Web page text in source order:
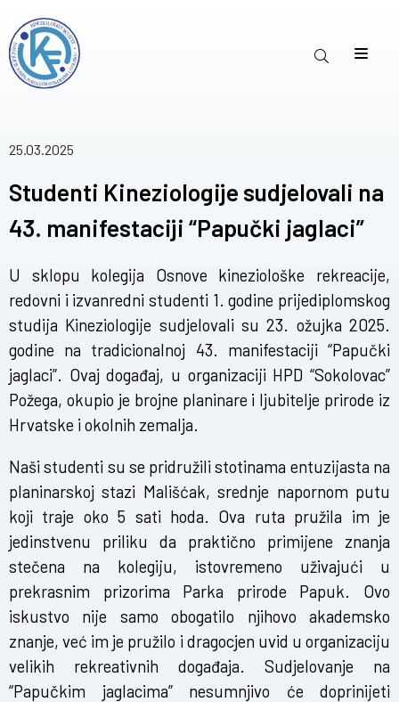
25.03.2025
Studenti Kineziologije sudjelovali na
43. manifestaciji “Papučki jaglaci”
U sklopu kolegija Osnove kineziološke rekreacije,
redovni i izvanredni studenti 1. godine prijediplomskog
studija Kineziologije sudjelovali su 23. ožujka 2025.
godine na tradicionalnoj 43. manifestaciji “Papučki
jaglaci”. Ovaj događaj, u organizaciji HPD “Sokolovac”
Požega, okupio je brojne planinare i ljubitelje prirode iz
Hrvatske i okolnih zemalja.
Naši studenti su se pridružili stotinama entuzijasta na
planinarskoj stazi Mališćak, srednje napornom putu
koji traje oko 5 sati hoda. Ova ruta pružila im je
jedinstvenu priliku da praktično primijene znanja
stečena na kolegiju, istovremeno uživajući u
prekrasnim prizorima Parka prirode Papuk. Ovo
iskustvo nije samo obogatilo njihovo akademsko
znanje, već im je pružilo i dragocjen uvid u organizaciju
velikih rekreativnih događaja. Sudjelovanje na
“Papučkim jaglacima” nesumnjivo će doprinijeti